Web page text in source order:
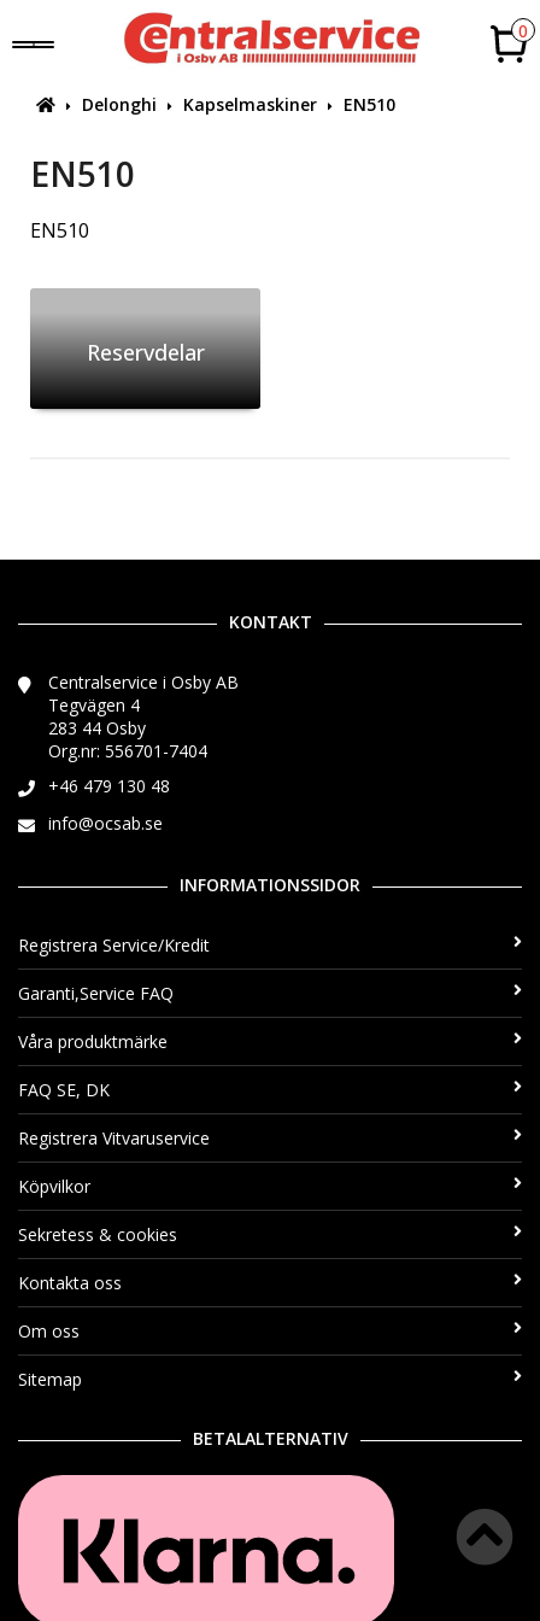
0
Delonghi Kapselmaskiner EN510
EN510
EN510
Reservdelar
KONTAKT
Centralservice i Osby AB
Tegvägen 4
283 44 Osby
Org.nr: 556701-7404
+46 479 130 48
info@ocsab.se
INFORMATIONSSIDOR
Registrera Service/Kredit
Garanti,Service FAQ
Våra produktmärke
FAQ SE, DK
Registrera Vitvaruservice
Köpvilkor
Sekretess & cookies
Kontakta oss
Om oss
Sitemap
BETALALTERNATIV